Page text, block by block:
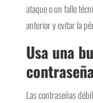
ataque o un fallo
anterior y evitar la
Usa una
Las contraseñas